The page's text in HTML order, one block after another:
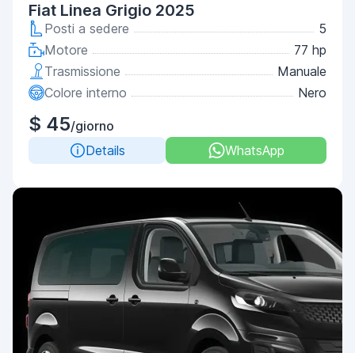
Fiat Linea Grigio 2025
Posti a sedere
5
Motore
77 hp
Trasmissione
Manuale
Colore interno
Nero
$ 45/giorno
Details
WhatsApp